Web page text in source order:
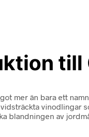
mer än bara ett
vinodlingar
blandningen av